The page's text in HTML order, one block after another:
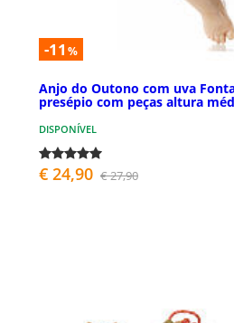
-11 %
Anjo do Outono com uva
presépio com peças altura
DISPONÍVEL
€ 24,90 € 27,90